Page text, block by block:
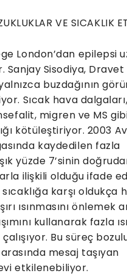
VE SICAKLIK
London’dan epilepsi
Sanjay Sisodiya, Dravet
buzdağının
Sıcak hava dalgaları,
migren ve MS
kötüleştiriyor. 2003
kaydedilen fazla
yüzde 7’sinin
ilişkili olduğu ifade
karşı oldukça
ısınmasını önlemek
kullanarak fazla
Bu süreç
mesaj taşıyan
etkilenebiliyor.